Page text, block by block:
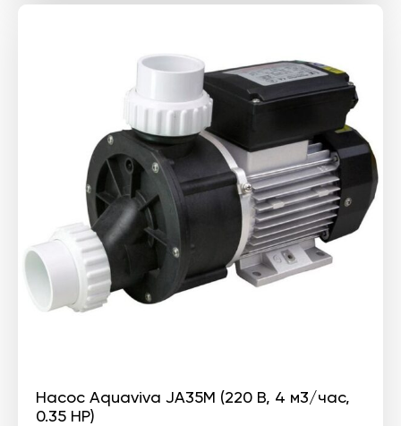
195 ₴.
Насос Aquaviva JA35M (220 В, 4 м3/час,
0.35 HP)